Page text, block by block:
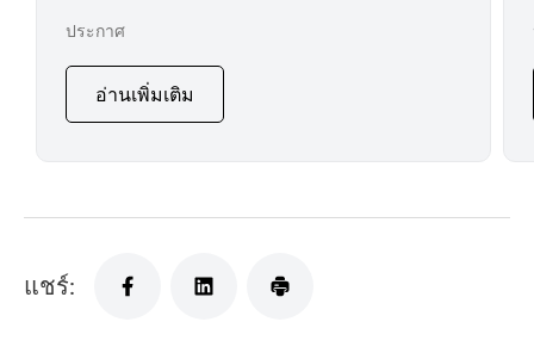
ประกาศ
อ่านเพิ่มเติม
แชร์: